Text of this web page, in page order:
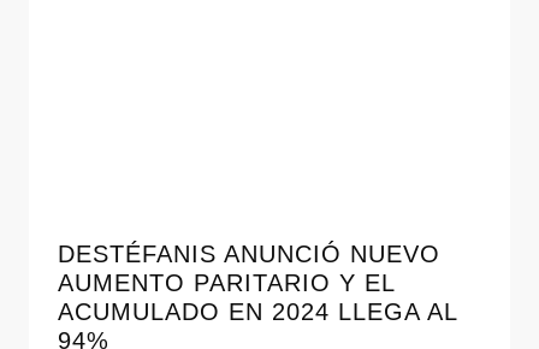
DESTÉFANIS ANUNCIÓ NUEVO
AUMENTO PARITARIO Y EL
ACUMULADO EN 2024 LLEGA AL
94%